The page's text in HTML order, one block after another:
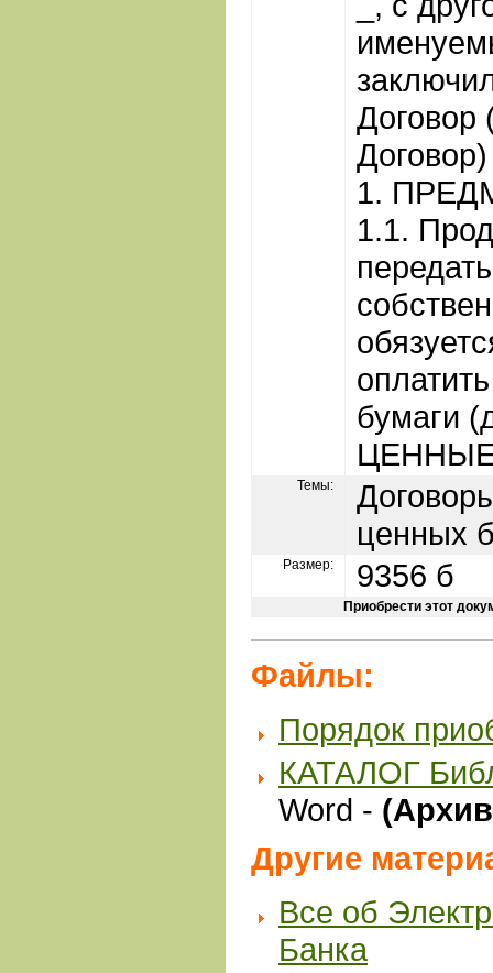
Договор
1.
1.1.
бумаги
Темы:
ценных
Размер: 9356 б
Приобрести этот
Файлы:
Порядок
КАТАЛОГ
Word -
Другие
Все об
Банка